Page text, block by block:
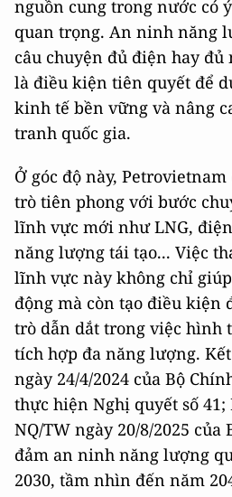
nguồn cung trong nước có
quan trọng. An ninh năng
câu chuyện đủ điện hay
là điều kiện tiên quyết để
kinh tế bền vững và nâng
tranh quốc gia.
Ở góc độ này,
trò tiên phong với bước
lĩnh vực mới như LNG,
năng lượng tái tạo... Việc
lĩnh vực này không chỉ
động mà còn tạo điều kiện
trò dẫn dắt trong việc hình
tích hợp đa năng lượng.
ngày 24/4/2024 của Bộ
thực hiện Nghị quyết số 41;
NQ/TW ngày 20/8/2025 của
đảm an ninh năng lượng
2030, tầm nhìn đến năm